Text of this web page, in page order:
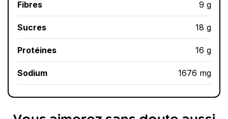
Fibres 9 g
Sucres 18 g
Protéines 16 g
Sodium 1676 mg